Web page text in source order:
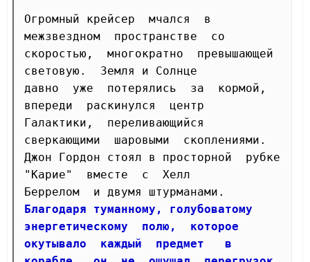
Огромный крейсер  мчался  в
межзвездном  пространстве  со
скоростью,  многократно  превышающей
световую.  Земля и Солнце
давно  уже  потерялись  за  кормой,
впереди  раскинулся  центр
Галактики,  переливающийся
сверкающими  шаровыми  скоплениями.
Джон Гордон стоял в просторной  рубке
"Карие"  вместе  с  Хелл
Благодаря туманному, голубоватому
энергетическому  полю,  которое
окутывало  каждый  предмет   в